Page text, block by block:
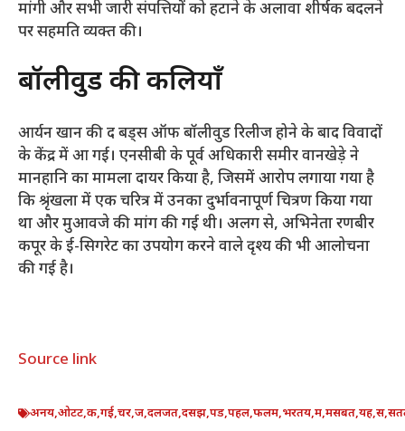
मांगी और सभी जारी संपत्तियों को हटाने के अलावा शीर्षक बदलने
पर सहमति व्यक्त की।
बॉलीवुड की कलियाँ
आर्यन खान की द बड्स ऑफ बॉलीवुड रिलीज होने के बाद विवादों
के केंद्र में आ गई। एनसीबी के पूर्व अधिकारी समीर वानखेड़े ने
मानहानि का मामला दायर किया है, जिसमें आरोप लगाया गया है
कि श्रृंखला में एक चरित्र में उनका दुर्भावनापूर्ण चित्रण किया गया
था और मुआवजे की मांग की गई थी। अलग से, अभिनेता रणबीर
कपूर के ई-सिगरेट का उपयोग करने वाले दृश्य की भी आलोचना
की गई है।
Source link
अनय,ओटट,क,गई,चर,ज,दलजत,दसझ,पड,पहल,फलम,भरतय,म,मसबत,यह,स,